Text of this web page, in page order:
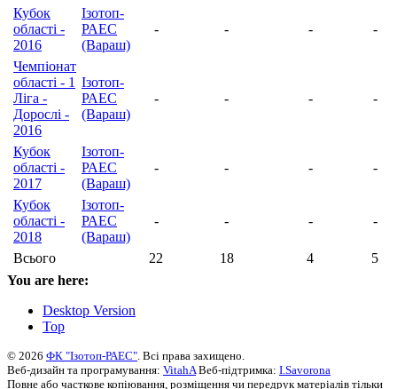
Кубок
області -
2016
Ізотоп-
РАЕС
(Вараш)
- - - -
Чемпіонат
області - 1
Ліга -
Дорослі -
2016
Ізотоп-
РАЕС
(Вараш)
- - - -
Кубок
області -
2017
Ізотоп-
РАЕС
(Вараш)
- - - -
Кубок
області -
2018
Ізотоп-
РАЕС
(Вараш)
- - - -
Всього 22 18 4
5
You are here:
Desktop Version
Top
© 2026 ФК "Ізотоп-РАЕС" . Всі права захищено.
Веб-дизайн та програмування: VitahA Веб-підтримка: I.Savorona
Повне або часткове копіювання, розміщення чи передрук матеріалів тільки